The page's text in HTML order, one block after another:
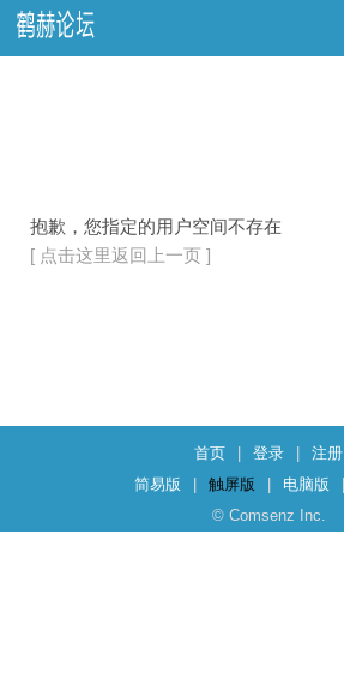
抱歉，您指定的用户空间不存在
[ 点击这里返回上一页 ]
首页 登录
注册
简易版
触屏版 电脑版
© Comsenz Inc.